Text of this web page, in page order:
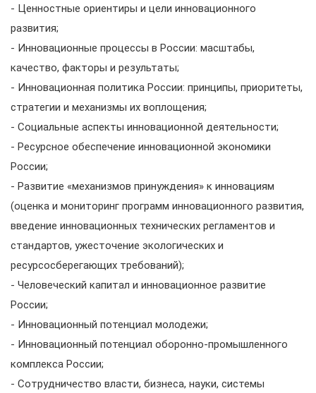
- Ценностные ориентиры и цели инновационного
развития;
- Инновационные процессы в России: масштабы,
качество, факторы и результаты;
- Инновационная политика России: принципы, приоритеты,
стратегии и механизмы их воплощения;
- Социальные аспекты инновационной деятельности;
- Ресурсное обеспечение инновационной экономики
России;
- Развитие «механизмов принуждения» к инновациям
(оценка и мониторинг программ инновационного развития,
введение инновационных технических регламентов и
стандартов, ужесточение экологических и
ресурсосберегающих требований);
- Человеческий капитал и инновационное развитие
России;
- Инновационный потенциал молодежи;
- Инновационный потенциал оборонно-промышленного
комплекса России;
- Сотрудничество власти, бизнеса, науки, системы